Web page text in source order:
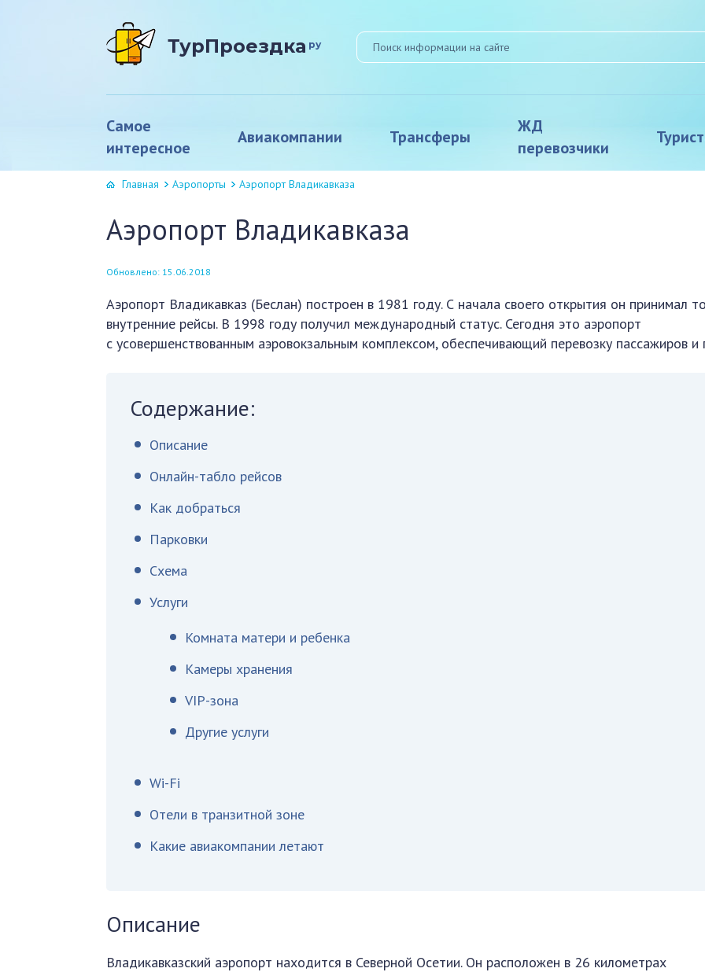
ТурПроездка ру
Самое
интересное
Авиакомпании Трансферы
ЖД
перевозчики
Главная Аэропорты Аэропорт Владикавказа
Аэропорт Владикавказа
Обновлено: 15.06.2018
Аэропорт Владикавказ (Беслан) построен в 1981 году. С начала своего открытия он принимал
внутренние рейсы. В 1998 году получил международный статус. Сегодня это аэропорт
с усовершенствованным аэровокзальным комплексом, обеспечивающий перевозку пассажиров и
Содержание:
Описание
Онлайн-табло рейсов
Как добраться
Парковки
Схема
Услуги
Комната матери и ребенка
Камеры хранения
VIP-зона
Другие услуги
Wi-Fi
Отели в транзитной зоне
Какие авиакомпании летают
Описание
Владикавказский аэропорт находится в Северной Осетии. Он расположен в 26 километрах